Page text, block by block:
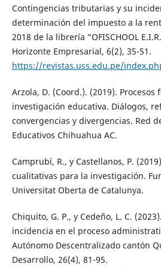
Contingencias tributarias y su
determinación del impuesto a la
2018 de la librería “OFISCHOOL
Horizonte Empresarial, 6(2), 35-51.
https://revistas.uss.edu.pe/
Arzola, D. (Coord.). (2019). Procesos
investigación educativa. Diálogos,
convergencias y divergencias. Red
Educativos Chihuahua AC.
Camprubí, R., y Castellanos, P.
cualitativas para la investigación.
Universitat Oberta de Catalunya.
Chiquito, G. P., y Cedeño, L. C.
incidencia en el proceso
Autónomo Descentralizado cantón
Desarrollo, 26(4), 81-95.